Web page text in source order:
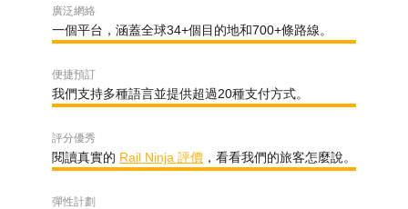
廣泛網絡
一個平台，涵蓋全球34+個目的地和700+條路線。
便捷預訂
我們支持多種語言並提供超過20種支付方式。
評分優秀
閱讀真實的 Rail Ninja 評價 ，看看我們的旅客怎麼說。
彈性計劃